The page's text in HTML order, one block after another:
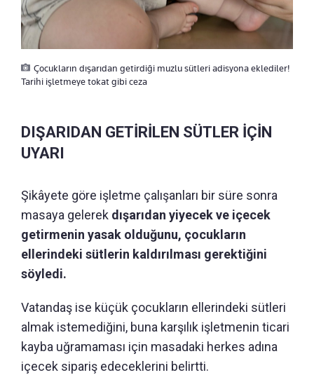
Çocukların dışarıdan getirdiği muzlu sütleri adisyona eklediler!
Tarihi işletmeye tokat gibi ceza
DIŞARIDAN GETİRİLEN SÜTLER İÇİN
UYARI
Şikâyete göre işletme çalışanları bir süre sonra
masaya gelerek dışarıdan yiyecek ve içecek
getirmenin yasak olduğunu, çocukların
ellerindeki sütlerin kaldırılması gerektiğini
söyledi.
Vatandaş ise küçük çocukların ellerindeki sütleri
almak istemediğini, buna karşılık işletmenin ticari
kayba uğramaması için masadaki herkes adına
içecek sipariş edeceklerini belirtti.